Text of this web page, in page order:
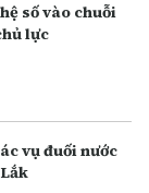
số vào chuỗi
lực
vụ đuối nước